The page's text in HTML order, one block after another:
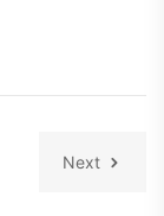
Next